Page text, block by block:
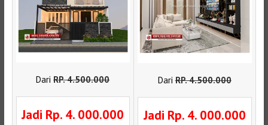
DariRP.4.500.000
Jadi Rp. 4. 000.000
DariRP.4.500.000
Jadi Rp. 4. 000.000